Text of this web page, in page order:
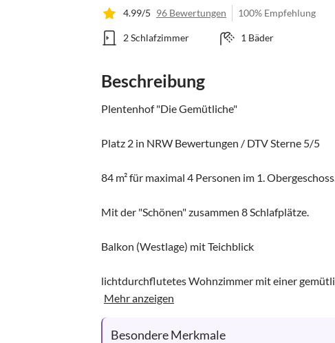
4.99/5 96 Bewertungen 100% Empfehlung
2 Schlafzimmer 1 Bäder
Beschreibung
Plentenhof "Die Gemütliche"
Platz 2 in NRW Bewertungen / DTV Sterne 5/5
84 m² für maximal 4 Personen im 1.
Mit der "Schönen" zusammen 8 Schlafplätze.
Balkon (Westlage) mit Teichblick
lichtdurchflutetes Wohnzimmer mit einer
Mehr anzeigen
Besondere Merkmale